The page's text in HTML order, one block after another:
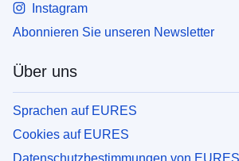
Instagram
Abonnieren Sie unseren Newsletter
Über uns
Sprachen auf EURES
Cookies auf EURES
Datenschutzbestimmungen von EURES